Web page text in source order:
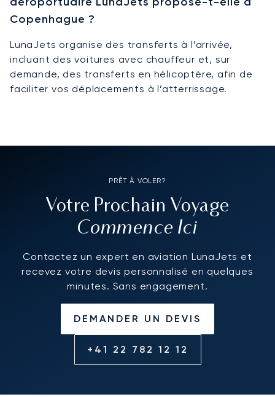
Copenhague ?
LunaJets organise des transferts à l’arrivée,
incluant des voitures avec chauffeur et, sur
demande, des transferts en hélicoptère, afin de
faciliter vos déplacements à l’atterrissage.
PRÊT À VOLER?
Votre Prochain Voyage
Commence Ici
Contactez un expert en aviation LunaJets et
recevez votre devis personnalisé en quelques
minutes. Sans engagement.
DEMANDER UN DEVIS
+41 22 782 12 12